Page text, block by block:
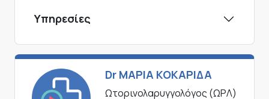
Υπηρεσίες
Dr ΜΑΡΙΑ ΚΟΚΑΡΙΔΑ
Ωτορινολαρυγγολόγος (ΩΡΛ)